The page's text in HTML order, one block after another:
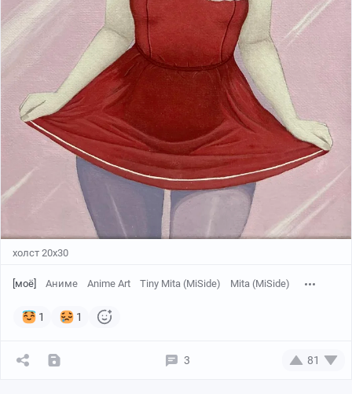
холст 20х30
[моё] Аниме Anime Art Tiny Mita (MiSide) Mita (MiSide)
1 1
3 81